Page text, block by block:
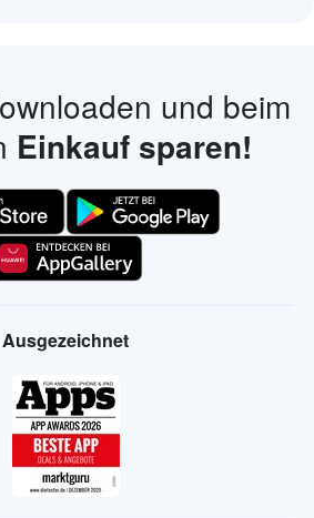
und beim
Einkauf sparen!
Ausgezeichnet